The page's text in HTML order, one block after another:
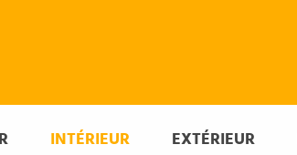
INTÉRIEUR EXTÉRIEUR